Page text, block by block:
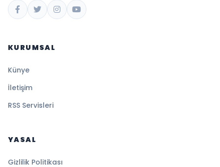
KURUMSAL
Künye
İletişim
RSS Servisleri
YASAL
Gizlilik Politikası